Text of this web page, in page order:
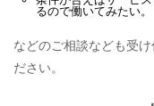
るので働いてみたい。
などのご相談なども受
ださい。